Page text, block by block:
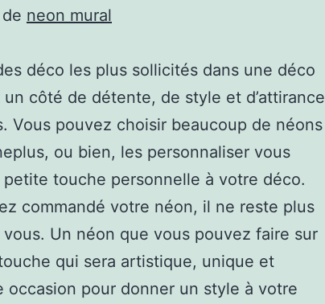
neon mural
déco les plus sollicités dans une déco
côté de détente, de style et d’attirance
Vous pouvez choisir beaucoup de néons
ou bien, les personnaliser vous
touche personnelle à votre déco.
commandé votre néon, il ne reste plus
vous. Un néon que vous pouvez faire sur
qui sera artistique, unique et
occasion pour donner un style à votre